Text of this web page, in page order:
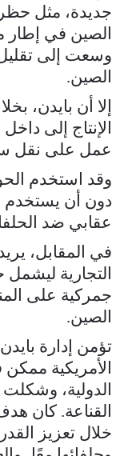
جديدة، مثل حظر
الصين في إطار
وسعت إلى تقليل
الصين.
إلا أن بايدن،
الإنتاج إلى
عمل على نقل
وقد استخدم
دون أن يستخدم
عقابي ضد
في المقابل،
التجارية
جمركية على
الصين.
تؤمن إدارة
الأمريكية
الدولية،
القناعة. كان
خلال تعزيز